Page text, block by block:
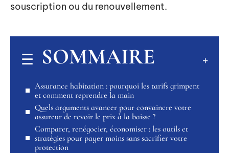
souscription ou du renouvellement.
SOMMAIRE
Assurance habitation : pourquoi les tarifs grimpent
et comment reprendre la main
Quels arguments avancer pour convaincre votre
assureur de revoir le prix à la baisse ?
Comparer, renégocier, économiser : les outils et
stratégies pour payer moins sans sacrifier votre
protection